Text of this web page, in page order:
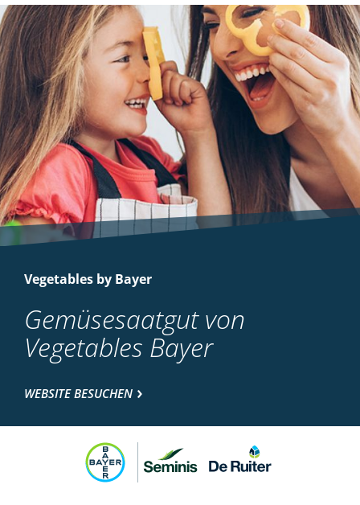
Vegetables by Bayer
Gemüsesaatgut von
Vegetables Bayer
WEBSITE BESUCHEN